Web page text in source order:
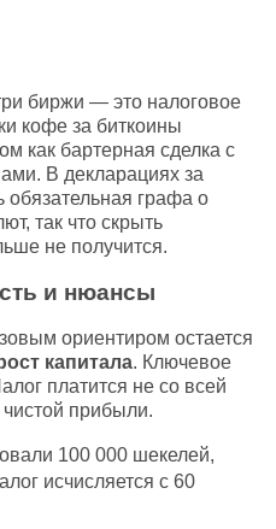
биржи — это налоговое
кофе за биткоины
как бартерная сделка с
В декларациях за
графа о
так что скрыть
не получится.
и нюансы
ориентиром остается
капитала. Ключевое
платится не со всей
прибыли.
100 000 шекелей,
исчисляется с 60